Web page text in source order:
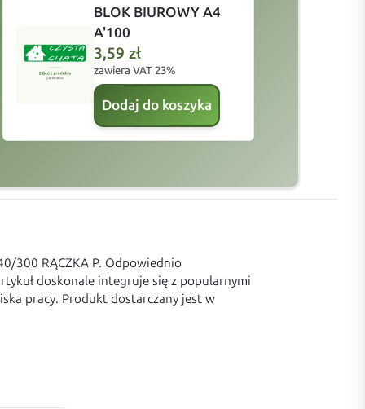
BLOK BIUROWY A4
A'100
3,59 zł
zawiera VAT 23%
Dodaj do koszyka
300 RĄCZKA P. Odpowiednio
doskonale integruje się z popularnymi
pracy. Produkt dostarczany jest w